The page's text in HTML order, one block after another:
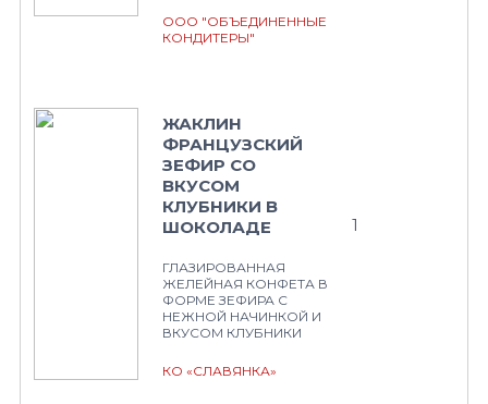
ООО "ОБЪЕДИНЕННЫЕ
КОНДИТЕРЫ"
ЖАКЛИН
ФРАНЦУЗСКИЙ
ЗЕФИР СО
ВКУСОМ
КЛУБНИКИ В
ШОКОЛАДЕ
ГЛАЗИРОВАННАЯ
ЖЕЛЕЙНАЯ КОНФЕТА В
ФОРМЕ ЗЕФИРА С
НЕЖНОЙ НАЧИНКОЙ И
ВКУСОМ КЛУБНИКИ
КО «СЛАВЯНКА»
1